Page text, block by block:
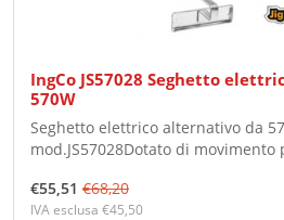
IngCo JS57028 Seghetto
570W
Seghetto elettrico alternativo da
mod.JS57028Dotato di
€55,51 €68,20
IVA esclusa €45,50